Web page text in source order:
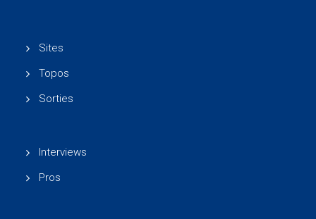
Sites
Topos
Sorties
Interviews
Pros